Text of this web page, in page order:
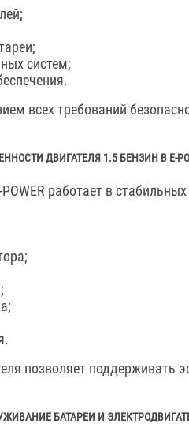
систем;
всех требований
ДВИГАТЕЛЯ 1.5 БЕНЗИН В E-
POWER работает в
позволяет поддерживать
БАТАРЕИ И